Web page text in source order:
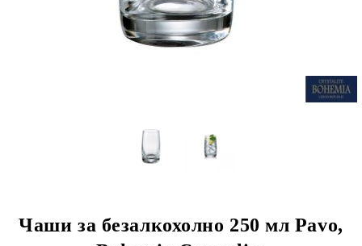
Чаши за безалкохолно 250 мл Pavo,